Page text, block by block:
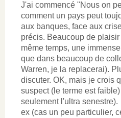
J'ai commencé "Nous on
comment un pays peut
aux banques, face aux
précis. Beaucoup de
même temps, une
que dans beaucoup de
Warren, je la replacerai).
discuter. OK, mais je crois
suspect (le terme est
seulement l'ultra senestre).
ex (cas un peu particulier,